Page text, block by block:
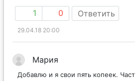
1 0 Ответить
29.04.18 20:00
Мария
Добавлю и я свои пять копеек.